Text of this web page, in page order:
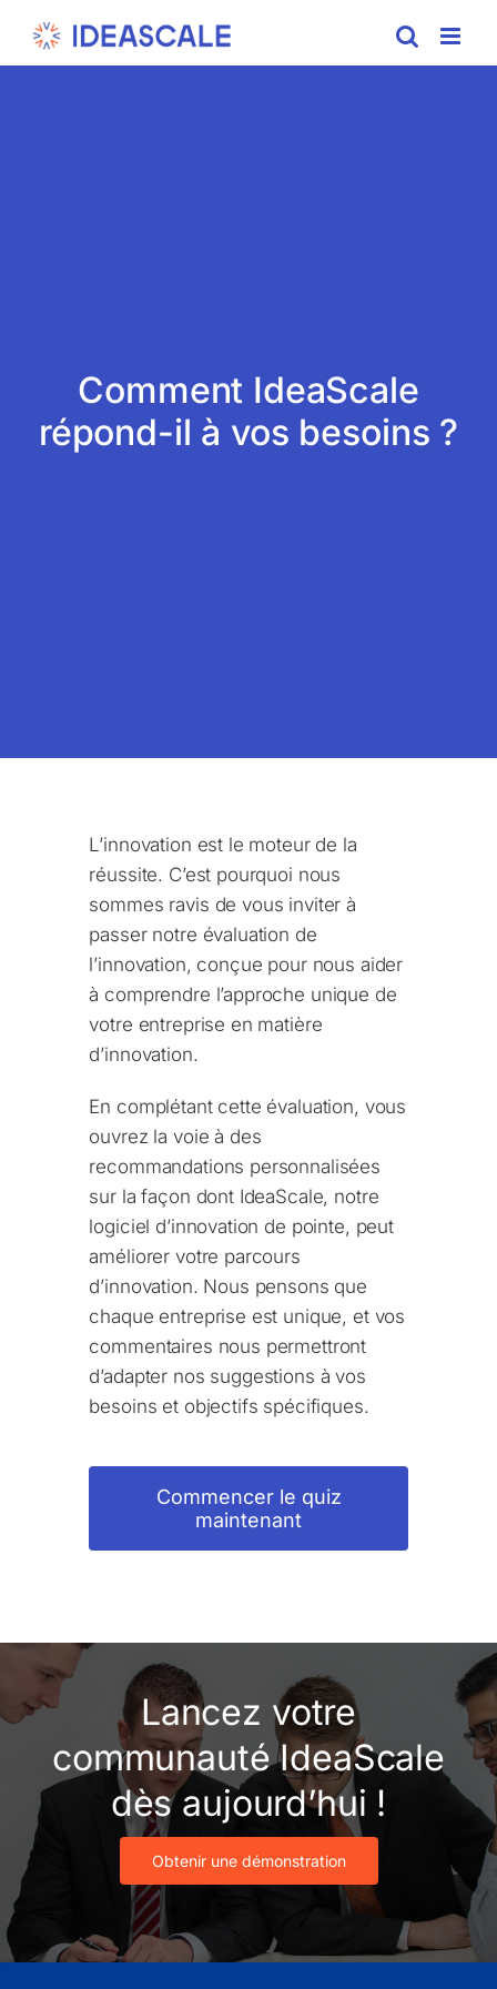
Comment IdeaScale
répond-il à vos besoins ?
L’innovation est le moteur de la
réussite. C’est pourquoi nous
sommes ravis de vous inviter à
passer notre évaluation de
l’innovation, conçue pour nous aider
à comprendre l’approche unique de
votre entreprise en matière
d’innovation.
En complétant cette évaluation, vous
ouvrez la voie à des
recommandations personnalisées
sur la façon dont IdeaScale, notre
logiciel d’innovation de pointe, peut
améliorer votre parcours
d’innovation. Nous pensons que
chaque entreprise est unique, et vos
commentaires nous permettront
d’adapter nos suggestions à vos
besoins et objectifs spécifiques.
Commencer le quiz
maintenant
Lancez votre
communauté IdeaScale
dès aujourd’hui !
Obtenir une démonstration